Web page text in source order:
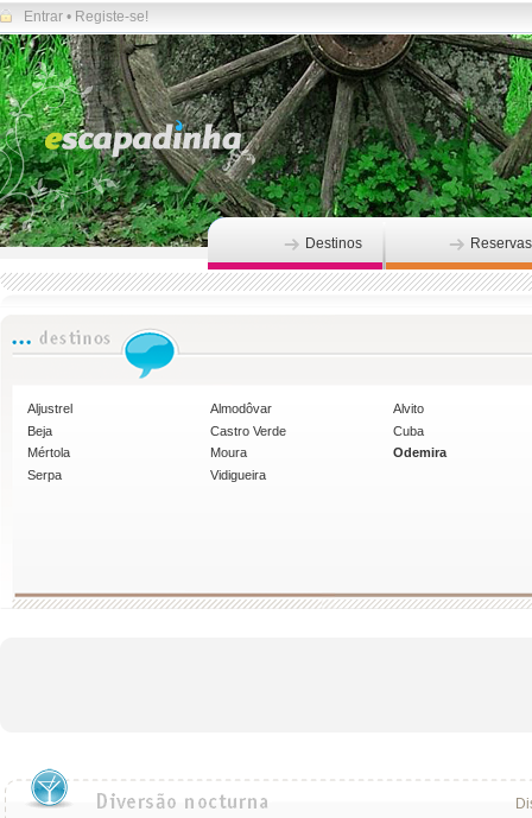
Entrar • Registe-se!
Destinos Reservas
Aljustrel Almodôvar
Alvito
Beja
Castro Verde
Cuba
Mértola
Moura
Odemira
Serpa
Vidigueira